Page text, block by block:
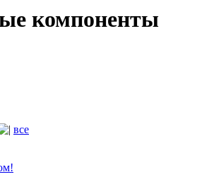
компоненты
все